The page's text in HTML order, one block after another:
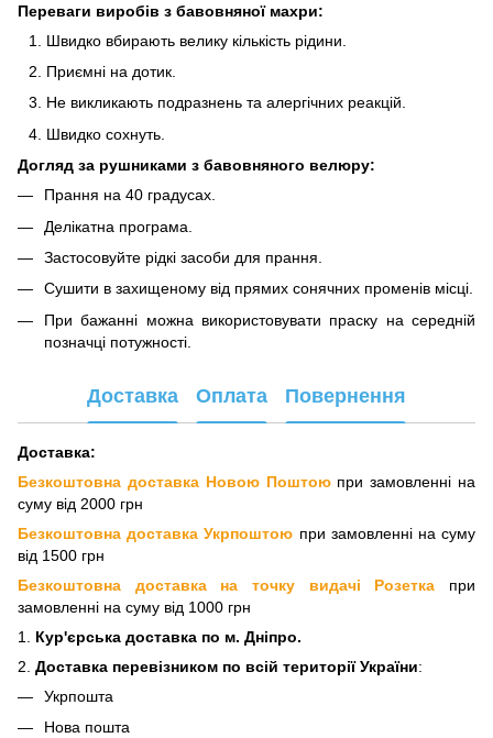
Переваги виробів з бавовняної махри:
Швидко вбирають велику кількість рідини.
Приємні на дотик.
Не викликають подразнень та алергічних реакцій.
Швидко сохнуть.
Догляд за рушниками з бавовняного велюру:
Прання на 40 градусах.
Делікатна програма.
Застосовуйте рідкі засоби для прання.
Сушити в захищеному від прямих сонячних променів місці.
При бажанні можна використовувати праску на середній
позначці потужності.
Доставка Оплата Повернення
Доставка:
Безкоштовна доставка Новою Поштоюпри замовленні на
суму від 2000 грн
Безкоштовна доставка Укрпоштою при замовленні на суму
від 1500 грн
Безкоштовна доставка на точку видачі Розетка
при
замовленні на суму від 1000 грн
1. Кур'єрська доставка по м. Дніпро.
2. Доставка перевізником по всій території України:
Укрпошта
Нова пошта